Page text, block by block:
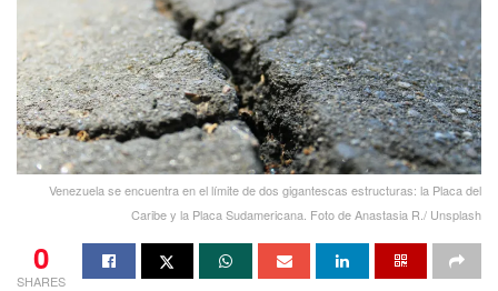
Venezuela se encuentra en el límite de dos gigantescas estructuras: la Placa del
Caribe y la Placa Sudamericana. Foto de Anastasia R./ Unsplash
0
SHARES